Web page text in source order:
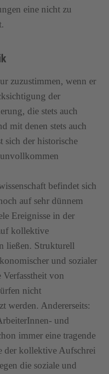
eine nicht zu
zuzustimmen, wenn er
der
die stets auch
mit denen stets auch
sich der historische
unvollkommen
befindet sich
auf sehr dünnem
Ereignisse in der
kollektive
ließen. Strukturell
und sozialer
von
nicht
werden. Andererseits:
und
immer eine tragende
der kollektive Aufschrei
die soziale und